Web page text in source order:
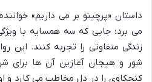
داستان «پرچینو بر می داریم»
می برد؛ جایی که سه همسایه با
زندگی متفاوتی را تجربه کنند.
شور و هیجان آغازین آن ها برای
کنجکاوی را در دل مخاطب می کارد و